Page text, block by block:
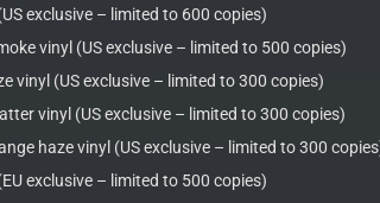
exclusive – limited to 600 copies)
vinyl (US exclusive – limited to 500 copies)
vinyl (US exclusive – limited to 300 copies)
vinyl (US exclusive – limited to 300 copies)
haze vinyl (US exclusive – limited to 300
exclusive – limited to 500 copies)